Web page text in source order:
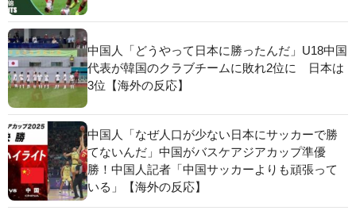
中国人「どうやって日本に勝ったんだ」U18中国
代表が韓国のクラブチームに敗れ2位に 日本は
3位【海外の反応】
中国人「なぜ人口が少ない日本にサッカーで勝
てないんだ」中国がバスケアジアカップ準優
勝！中国人記者「中国サッカーよりも頑張って
いる」【海外の反応】